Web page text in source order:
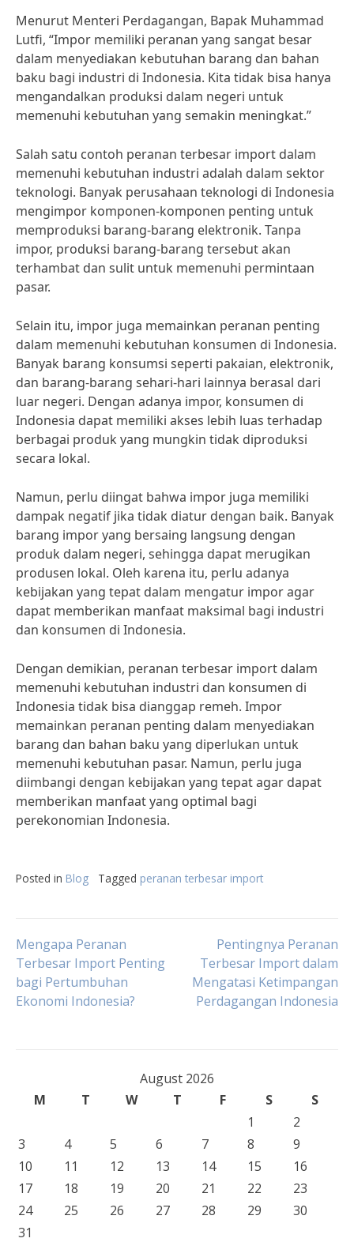
Menurut Menteri Perdagangan, Bapak Muhammad
Lutfi, “Impor memiliki peranan yang sangat besar
dalam menyediakan kebutuhan barang dan bahan
baku bagi industri di Indonesia. Kita tidak bisa hanya
mengandalkan produksi dalam negeri untuk
memenuhi kebutuhan yang semakin meningkat.”
Salah satu contoh peranan terbesar import dalam
memenuhi kebutuhan industri adalah dalam sektor
teknologi. Banyak perusahaan teknologi di Indonesia
mengimpor komponen-komponen penting untuk
memproduksi barang-barang elektronik. Tanpa
impor, produksi barang-barang tersebut akan
terhambat dan sulit untuk memenuhi permintaan
pasar.
Selain itu, impor juga memainkan peranan penting
dalam memenuhi kebutuhan konsumen di Indonesia.
Banyak barang konsumsi seperti pakaian, elektronik,
dan barang-barang sehari-hari lainnya berasal dari
luar negeri. Dengan adanya impor, konsumen di
Indonesia dapat memiliki akses lebih luas terhadap
berbagai produk yang mungkin tidak diproduksi
secara lokal.
Namun, perlu diingat bahwa impor juga memiliki
dampak negatif jika tidak diatur dengan baik. Banyak
barang impor yang bersaing langsung dengan
produk dalam negeri, sehingga dapat merugikan
produsen lokal. Oleh karena itu, perlu adanya
kebijakan yang tepat dalam mengatur impor agar
dapat memberikan manfaat maksimal bagi industri
dan konsumen di Indonesia.
Dengan demikian, peranan terbesar import dalam
memenuhi kebutuhan industri dan konsumen di
Indonesia tidak bisa dianggap remeh. Impor
memainkan peranan penting dalam menyediakan
barang dan bahan baku yang diperlukan untuk
memenuhi kebutuhan pasar. Namun, perlu juga
diimbangi dengan kebijakan yang tepat agar dapat
memberikan manfaat yang optimal bagi
perekonomian Indonesia.
Posted in Blog Tagged peranan terbesar import
Post
navigation
Mengapa Peranan
Terbesar Import Penting
bagi Pertumbuhan
Ekonomi Indonesia?
Pentingnya Peranan
Terbesar Import dalam
Mengatasi Ketimpangan
Perdagangan Indonesia
August 2026
M
T W T F S
S
1
2
3
4 5 6 7 8
9
10
11 12 13 14 15
16
17
18 19 20 21 22
23
24
25 26 27 28 29
30
31